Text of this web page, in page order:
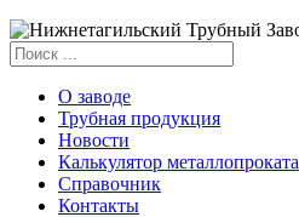
О заводе
Трубная продукция
Новости
Калькулятор металлопроката
Справочник
Контакты